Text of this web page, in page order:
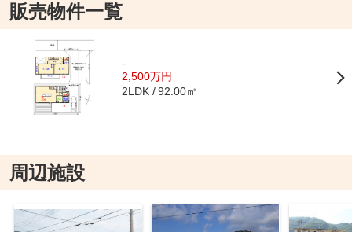
販売物件一覧
-
2,500万円
2LDK 92.00㎡
周辺施設